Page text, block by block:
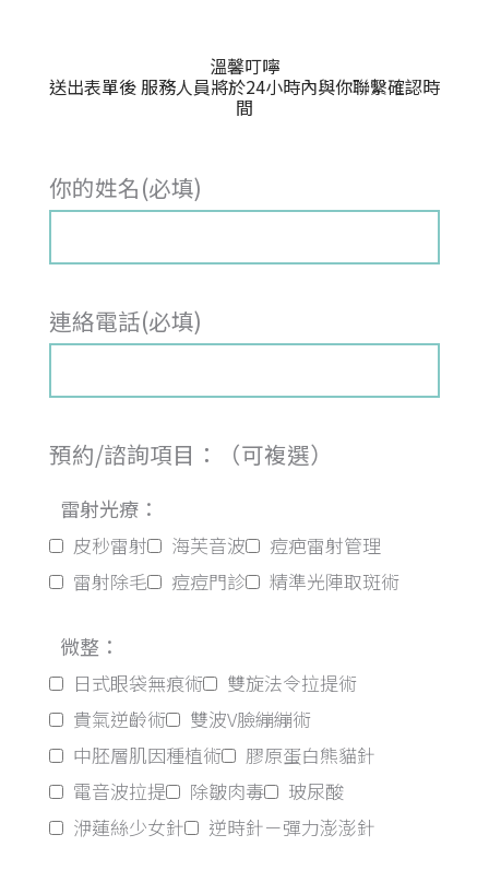
溫馨叮嚀
送出表單後 服務人員將於24小時內與你聯繫確認時
間
你的姓名(必填)
連絡電話(必填)
預約/諮詢項目：（可複選）
雷射光療：
皮秒雷射 海芙音波
痘疤雷射管理
雷射除毛
痘痘門診 精準光陣取斑術
微整：
日式眼袋無痕術
雙旋法令拉提術
貴氣逆齡術
雙波V臉繃繃術
中胚層肌因種植術
膠原蛋白熊貓針
電音波拉提
除皺肉毒
玻尿酸
洢蓮絲少女針
逆時針－彈力澎澎針